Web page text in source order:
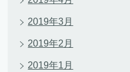
2019年3月
2019年2月
2019年1月